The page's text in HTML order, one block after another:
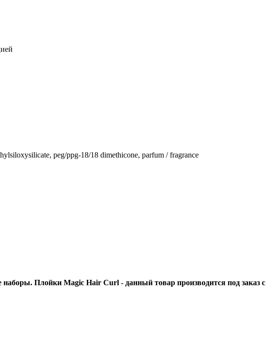
peg/ppg-18/18 dimethicone, parfum / fragrance
Плойки Magic Hair Curl - данный товар производится под заказ с